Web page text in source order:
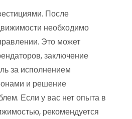
После
необходимо
Это может
заключение
за исполнением
и решение
Если у вас нет опыта в
рекомендуется